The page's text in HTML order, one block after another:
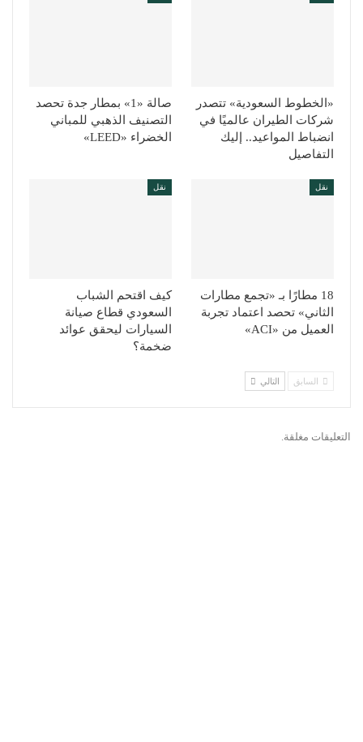
«الخطوط السعودية» تتصدر
شركات الطيران عالميًا في
انضباط المواعيد.. إليك
التفاصيل
صالة «1» بمطار جدة تحصد
التصنيف الذهبي للمباني
الخضراء «LEED»
نقل
18 مطارًا بـ «تجمع مطارات
الثاني» تحصد اعتماد تجربة
العميل من «ACI»
نقل
كيف اقتحم الشباب
السعودي قطاع صيانة
السيارات ليحقق عوائد
ضخمة؟
السابق التالي
التعليقات مغلقة.